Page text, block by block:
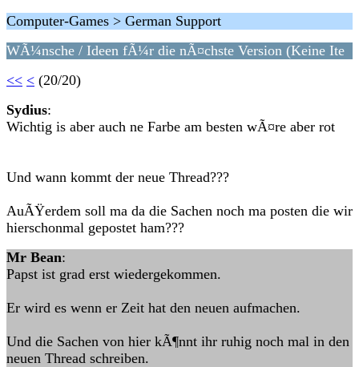
Computer-Games > German Support
WÃ¼nsche / Ideen fÃ¼r die nÃ¤chste Version (Keine Ite
<< < (20/20)
Sydius:
Wichtig is aber auch ne Farbe am besten wÃ¤re aber rot
Und wann kommt der neue Thread???
AuÃŸerdem soll ma da die Sachen noch ma posten die wir
hierschonmal gepostet ham???
Mr Bean:
Papst ist grad erst wiedergekommen.
Er wird es wenn er Zeit hat den neuen aufmachen.
Und die Sachen von hier kÃ¶nnt ihr ruhig noch mal in den
neuen Thread schreiben.